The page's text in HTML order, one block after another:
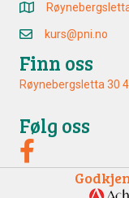
kurs@pni.no
Finn oss
Røynebergsletta 30
Følg oss